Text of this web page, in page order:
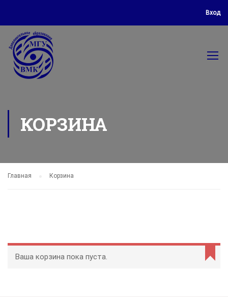
Вход
КОРЗИНА
Главная Корзина
Ваша корзина пока пуста.